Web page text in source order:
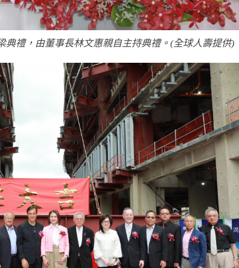
典禮，由董事長林文惠親自主持典禮。(全球人壽提供)